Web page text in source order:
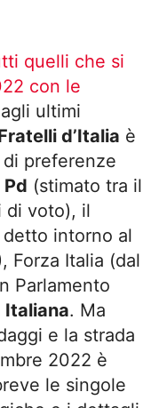
quelli che si
con le
ultimi
d’Italia è
preferenze
Pd (stimato tra il
di voto), il
detto intorno al
Forza Italia (dal
Parlamento
Italiana. Ma
e la strada
2022 è
le singole